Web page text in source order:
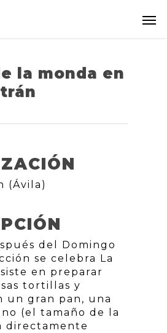
la monda en
(Ávila)
del Domingo
se celebra La
en preparar
tortillas y
un gran pan, una
(el tamaño de la
directamente